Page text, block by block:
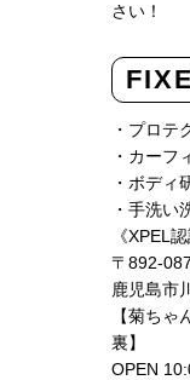
さい！
・プロテ
・カーフ
・ボディ
・手洗い
《XPEL
〒892-
鹿児島市
【菊ち
裏】
OPEN